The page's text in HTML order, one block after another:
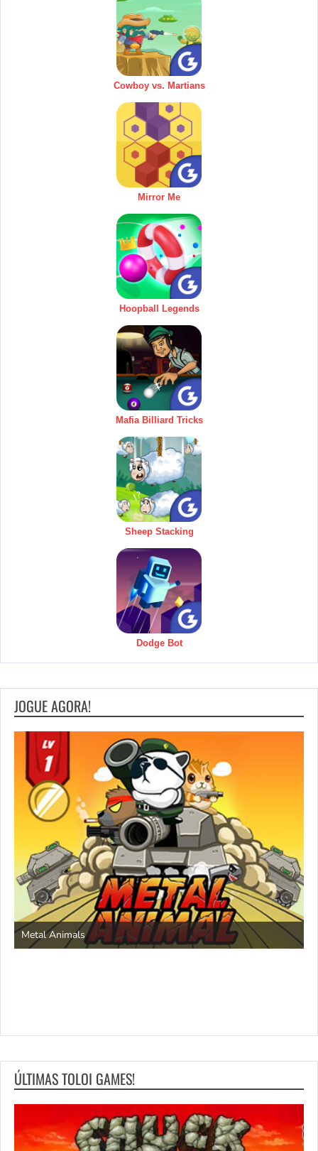
Cowboy vs. Martians
Mirror Me
Hoopball Legends
Mafia Billiard Tricks
Sheep Stacking
Dodge Bot
JOGUE AGORA!
Metal Animals
ÚLTIMAS TOLOI GAMES!